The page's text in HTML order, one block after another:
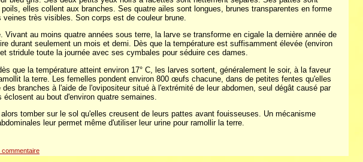
elles collent aux branches. Ses quatre ailes sont longues, brunes transparentes en forme
très visibles. Son corps est de couleur brune.
Vivant au moins quatre années sous terre, la larve se transforme en cigale la dernière année de
durant seulement un mois et demi. Dès que la température est suffisamment élevée (environ
stridule toute la journée avec ses cymbales pour séduire ces dames.
que la température atteint environ 17° C, les larves sortent, généralement le soir, à la faveur
la terre. Les femelles pondent environ 800 œufs chacune, dans de petites fentes qu'elles
branches à l'aide de l'ovipositeur situé à l'extrémité de leur abdomen, seul dégât causé par
au bout d'environ quatre semaines.
alors tomber sur le sol qu'elles creusent de leurs pattes avant fouisseuses. Un mécanisme
leur permet même d'utiliser leur urine pour ramollir la terre.
commentaire